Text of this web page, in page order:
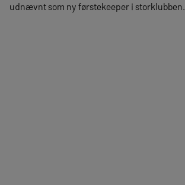
udnævnt som ny førstekeeper i storklubben.